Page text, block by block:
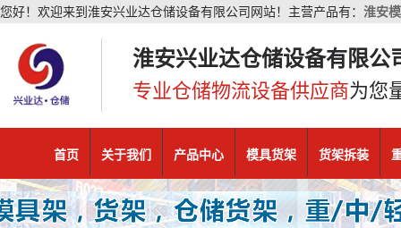
您好！欢迎来到淮安兴业达仓储设备有限公司网站！主营产品有： 淮安
淮安兴业达仓储设备有限公
专业仓储物流设备供应商为您
首页 关于我们 产品中心 模具货架 货架拆装